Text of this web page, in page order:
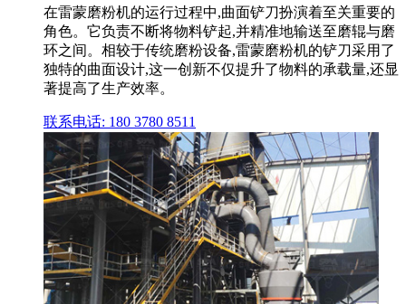
在雷蒙磨粉机的运行过程中,曲面铲刀扮演着至关重要的
角色。它负责不断将物料铲起,并精准地输送至磨辊与磨
环之间。相较于传统磨粉设备,雷蒙磨粉机的铲刀采用了
独特的曲面设计,这一创新不仅提升了物料的承载量,还显
著提高了生产效率。
联系电话: 180 3780 8511